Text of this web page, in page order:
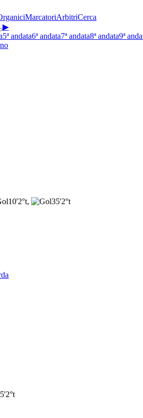
MarcatoriArbitriCerca
▶
5ª andata6ª andata7ª andata8ª andata9ª
10'2°t, 35'2°t
2°t